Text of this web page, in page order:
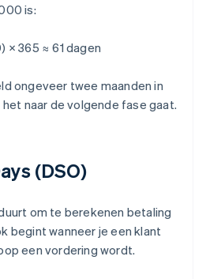
is:
365 ≈ 61 dagen
ongeveer twee maanden in
naar de volgende fase gaat.
(DSO)
om te berekenen betaling
begint wanneer je een klant
een vordering wordt.